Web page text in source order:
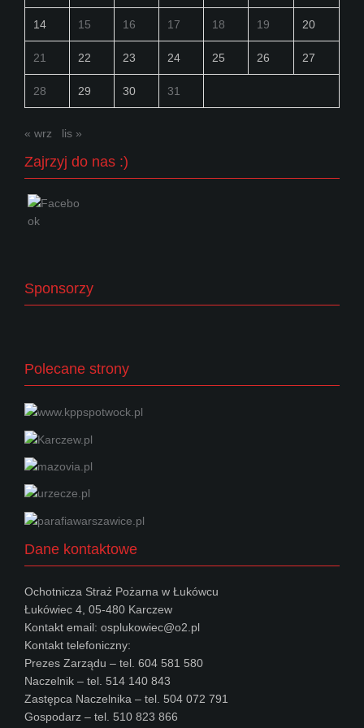
14 15 16 17 18 19 20
21 22 23 24 25 26 27
28 29 30 31
« wrz lis »
Zajrzyj do nas :)
Sponsorzy
Polecane strony
Dane kontaktowe
Ochotnicza Straż Pożarna w Łukówcu
Łukówiec 4, 05-480 Karczew
Kontakt email: osplukowiec@o2.pl
Kontakt telefoniczny:
Prezes Zarządu – tel. 604 581 580
Naczelnik – tel. 514 140 843
Zastępca Naczelnika – tel. 504 072 791
Gospodarz – tel. 510 823 866